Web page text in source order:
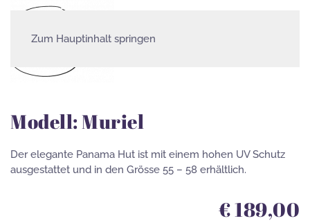
Zum Hauptinhalt springen
Modell: Muriel
Der elegante Panama Hut ist mit einem hohen UV Schutz
ausgestattet und in den Grösse 55 – 58 erhältlich.
€ 189,00